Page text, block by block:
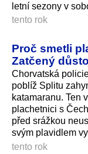
letní sezony v
tento rok
Proč smetli
Zatčený
Chorvatská
poblíž Splitu
katamaranu. Ten
plachetnici s
před srážkou
svým plavidlem
tento rok